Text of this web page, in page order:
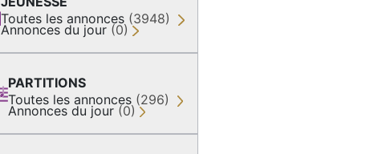
Toutes les annonces (3948)
Annonces du jour (0)
PARTITIONS
Toutes les annonces (296)
Annonces du jour (0)